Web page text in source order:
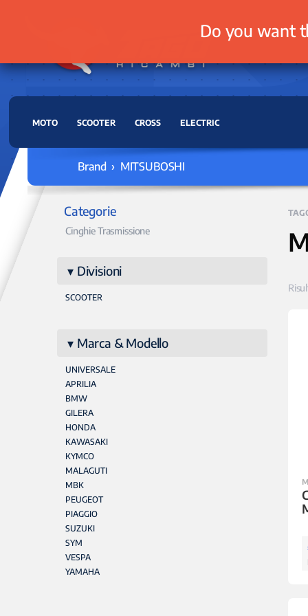
MOTO SCOOTER CROSS ELECTRIC
Brand › MITSUBOSHI
Categorie
Cinghie Trasmissione
Divisioni
SCOOTER
Marca & Modello
UNIVERSALE
APRILIA
BMW
GILERA
HONDA
KAWASAKI
KYMCO
MALAGUTI
MBK
PEUGEOT
PIAGGIO
SUZUKI
SYM
VESPA
YAMAHA
Do you want